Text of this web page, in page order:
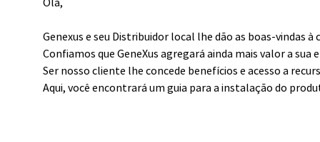
Genexus e seu Distribuidor local lhe dão as boas-vindas à
Confiamos que GeneXus agregará ainda mais valor a
Ser nosso cliente lhe concede benefícios e acesso a
Aqui, você encontrará um guia para a instalação do